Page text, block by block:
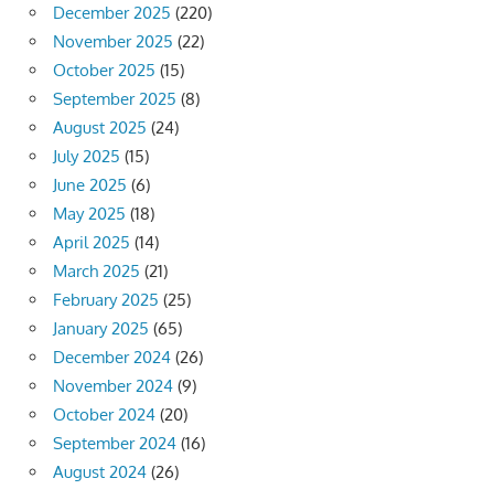
December 2025 (220)
November 2025 (22)
October 2025 (15)
September 2025 (8)
August 2025 (24)
July 2025 (15)
June 2025 (6)
May 2025 (18)
April 2025 (14)
March 2025 (21)
February 2025 (25)
January 2025 (65)
December 2024 (26)
November 2024 (9)
October 2024 (20)
September 2024 (16)
August 2024 (26)